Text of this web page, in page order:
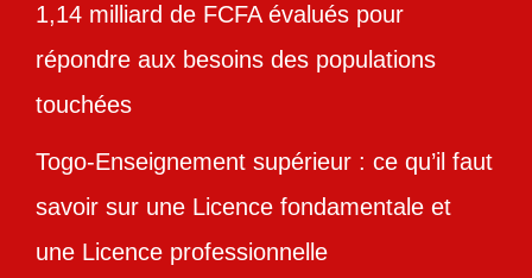
1,14 milliard de FCFA évalués pour
répondre aux besoins des populations
touchées
Togo-Enseignement supérieur : ce qu’il faut
savoir sur une Licence fondamentale et
une Licence professionnelle